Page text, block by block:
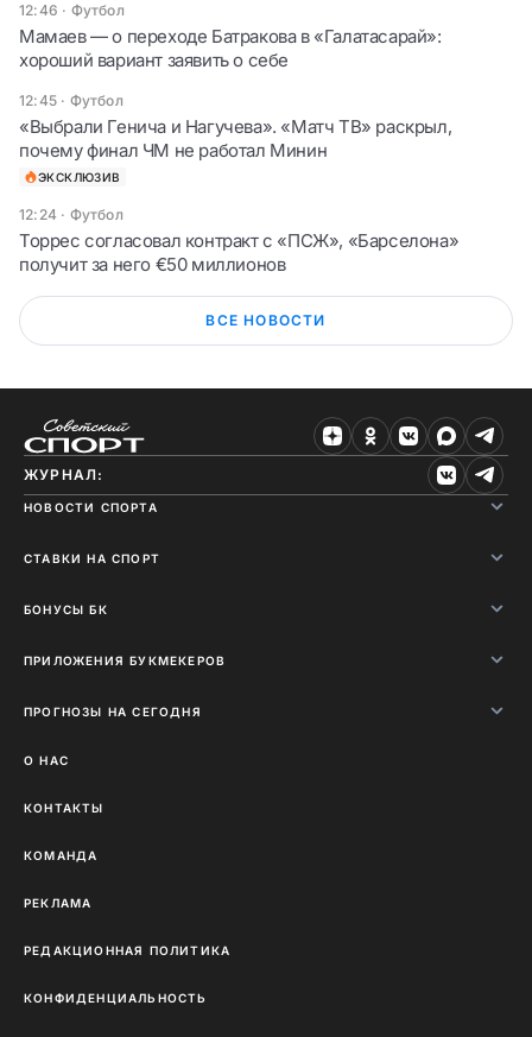
12:46 · Футбол
Мамаев — о переходе Батракова в «Галатасарай»:
хороший вариант заявить о себе
12:45 · Футбол
«Выбрали Генича и Нагучева». «Матч ТВ» раскрыл,
почему финал ЧМ не работал Минин
ЭКСКЛЮЗИВ
12:24 · Футбол
Торрес согласовал контракт с «ПСЖ», «Барселона»
получит за него €50 миллионов
ВСЕ НОВОСТИ
ЖУРНАЛ:
НОВОСТИ СПОРТА
СТАВКИ НА СПОРТ
БОНУСЫ БК
ПРИЛОЖЕНИЯ БУКМЕКЕРОВ
ПРОГНОЗЫ НА СЕГОДНЯ
О НАС
КОНТАКТЫ
КОМАНДА
РЕКЛАМА
РЕДАКЦИОННАЯ ПОЛИТИКА
КОНФИДЕНЦИАЛЬНОСТЬ